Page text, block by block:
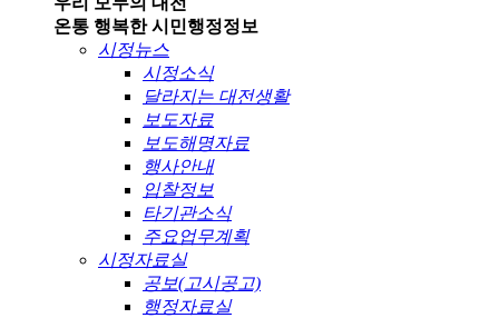
온통 행복한 시민행정정보
시정뉴스
시정소식
달라지는 대전생활
보도자료
보도해명자료
행사안내
입찰정보
타기관소식
주요업무계획
시정자료실
공보(고시공고)
행정자료실